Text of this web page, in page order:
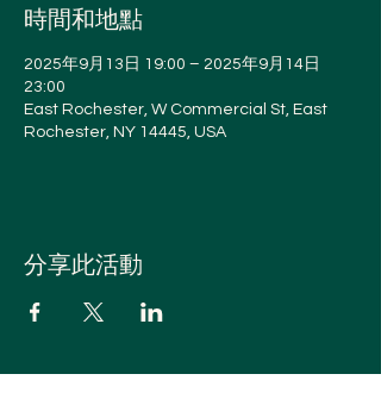
時間和地點
2025年9月13日 19:00 – 2025年9月14日
23:00
East Rochester, W Commercial St, East
Rochester, NY 14445, USA
分享此活動